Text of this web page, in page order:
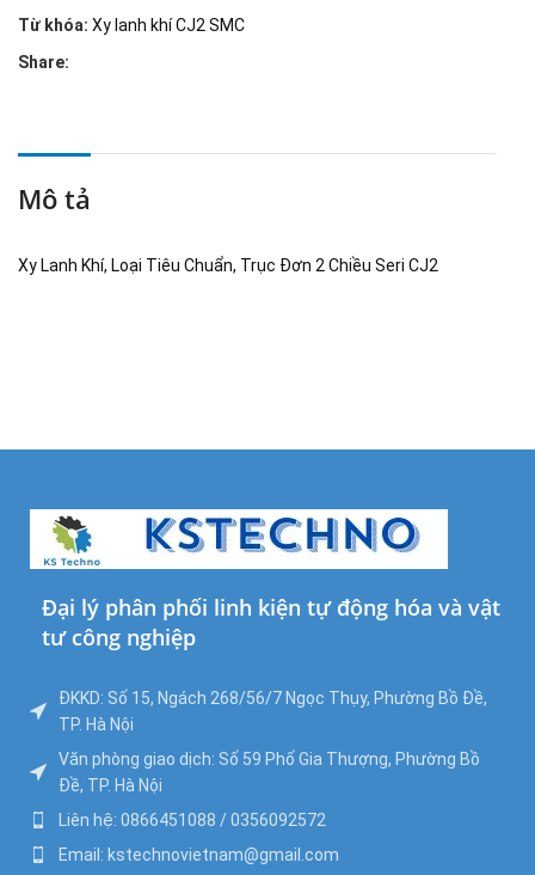
Từ khóa: Xy lanh khí CJ2 SMC
Share:
Mô tả
Xy Lanh Khí, Loại Tiêu Chuẩn, Trục Đơn 2 Chiều Seri CJ2
Đại lý phân phối linh kiện tự động hóa và vật
tư công nghiệp
ĐKKD: Số 15, Ngách 268/56/7 Ngọc Thụy, Phường Bồ Đề,
TP. Hà Nội
Văn phòng giao dịch: Số 59 Phố Gia Thượng, Phường Bồ
Đề, TP. Hà Nội
Liên hệ: 0866451088 / 0356092572
Email: kstechnovietnam@gmail.com